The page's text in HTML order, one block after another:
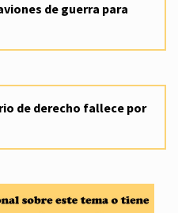
de guerra para
de derecho fallece por